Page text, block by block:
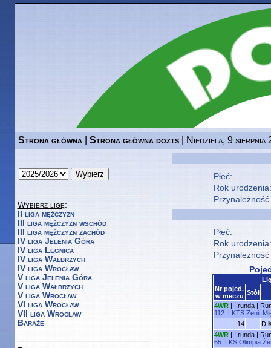
Strona główna| Strona główna dozts| Niedziela, 9 sierpnia
Wybierz ligę:
II liga mężczyzn
III liga mężczyzn wschód
III liga mężczyzn zachód
IV liga Jelenia Góra
IV liga Legnica
IV liga Wałbrzych
IV liga Wrocław
V liga Jelenia Góra
V liga Wałbrzych
V liga Wrocław
VI liga Wrocław
VII liga Wrocław
Baraże
Płeć:
Rok
Płeć:
Rok
Nr pojed.
w meczu Stół
4WR | I runda |
112. LKTS Zenit
14
D
4WR | I runda |
65. LKS Olimpia